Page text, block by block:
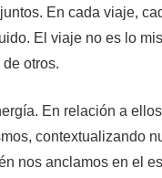
En cada viaje,
El viaje no es lo
otros.
En relación a
contextualizando
nos anclamos en el